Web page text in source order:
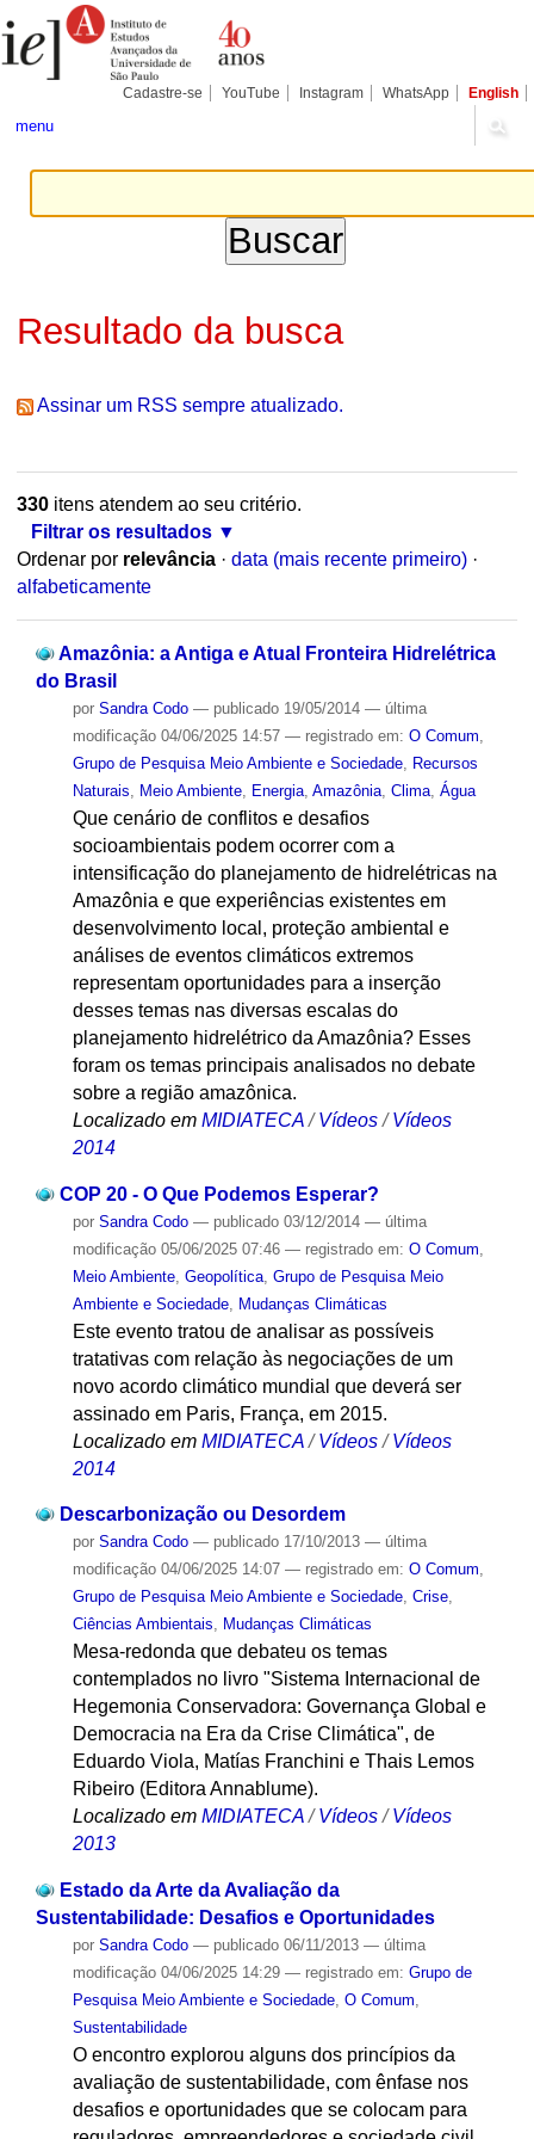
para
conteúdo.
Pessoais
Cadastre-se YouTube Instagram WhatsApp English
menu
Resultado da busca
Assinar um RSS sempre atualizado.
330itens atendem ao seu critério.
Filtrar os resultados
Ordenar por relevância · data (mais recente primeiro) ·
alfabeticamente
Amazônia: a Antiga e Atual Fronteira Hidrelétrica
do Brasil
por Sandra Codo — publicado19/05/2014 — última
modificação04/06/2025 14:57 — registrado em: O Comum
Grupo de Pesquisa Meio Ambiente e Sociedade,
Recursos
Naturais
Meio Ambiente, Energia, Amazônia, Clima, Água
Que cenário de conflitos e desafios
socioambientais podem ocorrer com a
intensificação do planejamento de hidrelétricas na
Amazônia e que experiências existentes em
desenvolvimento local, proteção ambiental e
análises de eventos climáticos extremos
representam oportunidades para a inserção
desses temas nas diversas escalas do
planejamento hidrelétrico da Amazônia? Esses
foram os temas principais analisados no debate
sobre a região amazônica.
Localizado em MIDIATECA /Vídeos /Vídeos
2014
COP 20 - O Que Podemos Esperar?
por Sandra Codo — publicado03/12/2014 — última
modificação05/06/2025 07:46 — registrado em: O Comum
Meio Ambiente, Geopolítica, Grupo de Pesquisa Meio
Ambiente e Sociedade, Mudanças Climáticas
Este evento tratou de analisar as possíveis
tratativas com relação às negociações de um
novo acordo climático mundial que deverá ser
assinado em Paris, França, em 2015.
Localizado em MIDIATECA /Vídeos /Vídeos
2014
Descarbonização ou Desordem
por Sandra Codo — publicado17/10/2013 — última
modificação04/06/2025 14:07 — registrado em: O Comum,
Grupo de Pesquisa Meio Ambiente e Sociedade, Crise,
Ciências Ambientais, Mudanças Climáticas
Mesa-redonda que debateu os temas
contemplados no livro "Sistema Internacional de
Hegemonia Conservadora: Governança Global e
Democracia na Era da Crise Climática", de
Eduardo Viola, Matías Franchini e Thais Lemos
Ribeiro (Editora Annablume).
Localizado em MIDIATECA /Vídeos /Vídeos
2013
Estado da Arte da Avaliação da
Sustentabilidade: Desafios e Oportunidades
por Sandra Codo — publicado06/11/2013 — última
modificação04/06/2025 14:29 — registrado em: Grupo de
Pesquisa Meio Ambiente e Sociedade, O Comum,
Sustentabilidade
O encontro explorou alguns dos princípios da
avaliação de sustentabilidade, com ênfase nos
desafios e oportunidades que se colocam para